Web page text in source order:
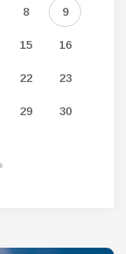
8 9
15 16
22 23
29 30